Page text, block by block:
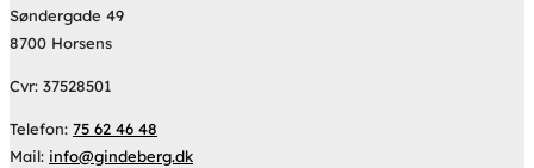
Søndergade 49
8700 Horsens
Cvr: 37528501
Telefon: 75 62 46 48
Mail: info@gindeberg.dk